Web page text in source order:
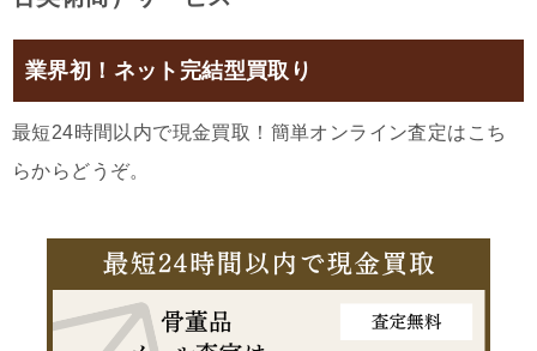
業界初！ネット完結型買取り
最短24時間以内で現金買取！簡単オンライン査定はこち
らからどうぞ。